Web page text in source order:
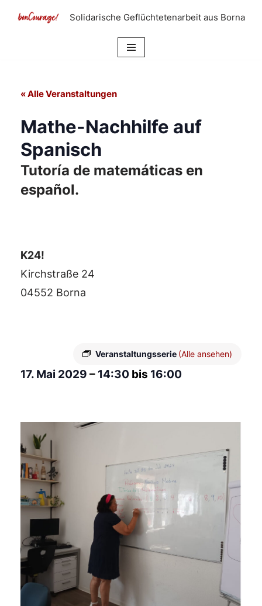
Solidarische Geflüchtetenarbeit aus Borna
« Alle Veranstaltungen
Mathe-Nachhilfe auf
Spanisch
Tutoría de matemáticas en
español.
K24!
Kirchstraße 24
04552 Borna
Veranstaltungsserie (Alle ansehen)
17. Mai 2029 – 14:30 bis 16:00